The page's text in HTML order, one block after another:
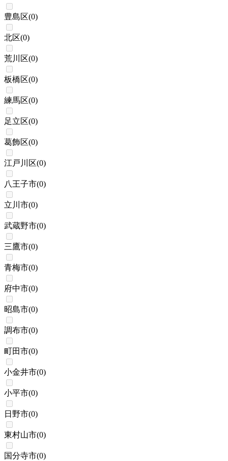
豊島区(0)
北区(0)
荒川区(0)
板橋区(0)
練馬区(0)
足立区(0)
葛飾区(0)
江戸川区(0)
八王子市(0)
立川市(0)
武蔵野市(0)
三鷹市(0)
青梅市(0)
府中市(0)
昭島市(0)
調布市(0)
町田市(0)
小金井市(0)
小平市(0)
日野市(0)
東村山市(0)
国分寺市(0)